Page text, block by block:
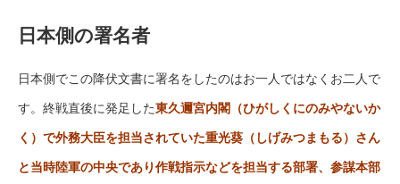
日本側の署名者
日本側でこの降伏文書に署名をしたのはお一人ではなくお二人で
す。終戦直後に発足した東久邇宮内閣（ひがしくにのみやないか
く）で外務大臣を担当されていた重光葵（しげみつまもる）さん
と当時陸軍の中央であり作戦指示などを担当する部署、参謀本部